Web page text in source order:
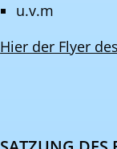
u.v.m
Hier der Flyer